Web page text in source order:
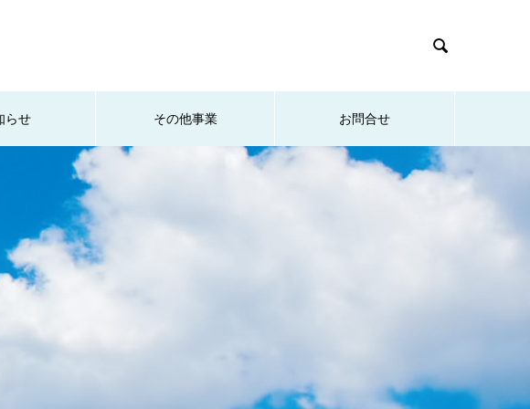

らせ その他事業 お問合せ